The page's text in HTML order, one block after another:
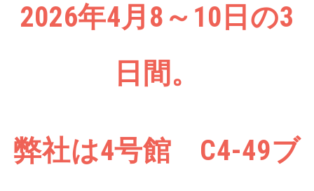
2026年4月8～10日の3
日間。
弊社は4号館 C4-49ブ